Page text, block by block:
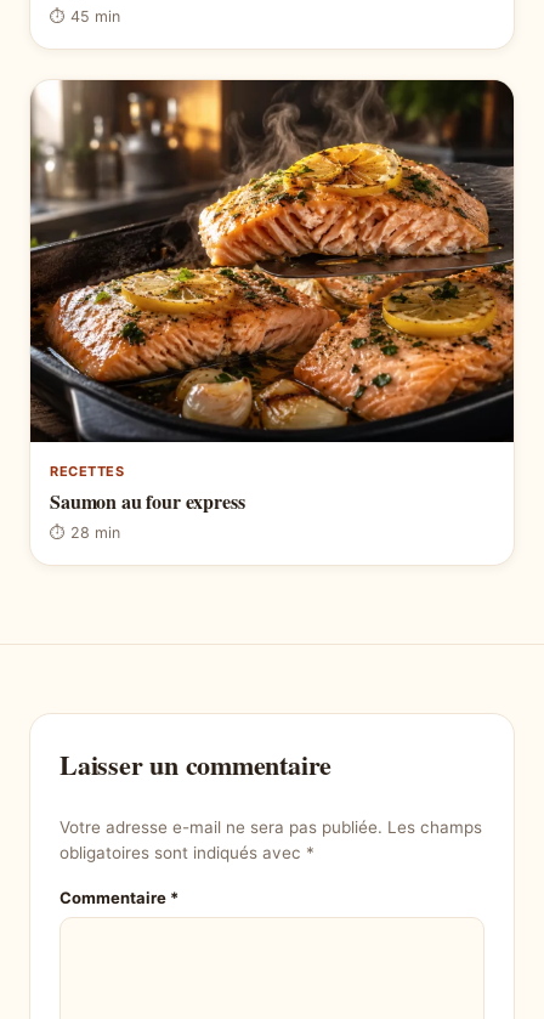
⏱ 45 min
RECETTES
Saumon au four express
⏱ 28 min
Laisser un commentaire
Votre adresse e-mail ne sera pas publiée. Les champs
obligatoires sont indiqués avec *
Commentaire *